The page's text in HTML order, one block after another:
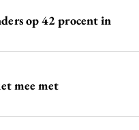
op 42 procent in
mee met